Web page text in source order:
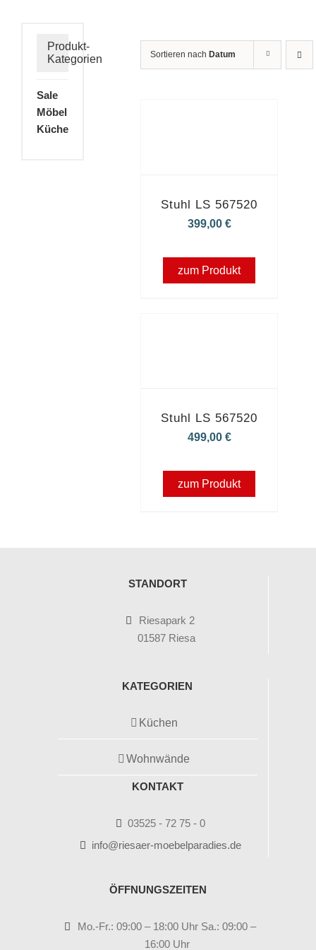
Sortieren nach Datum
Stuhl LS 567520
399,00 €
zum Produkt
Stuhl LS 567520
499,00 €
zum Produkt
Produkt-
Kategorien
Sale
Möbel
Küche
STANDORT
Riesapark 2
01587 Riesa
KATEGORIEN
Küchen
Wohnwände
KONTAKT
03525 - 72 75 - 0
info@riesaer-moebelparadies.de
ÖFFNUNGSZEITEN
Mo.-Fr.: 09:00 – 18:00 Uhr Sa.: 09:00 –
16:00 Uhr